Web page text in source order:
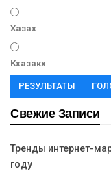
Хазах
Кхазакх
РЕЗУЛЬТАТЫ
Свежие Записи
Тренды интернет-
году